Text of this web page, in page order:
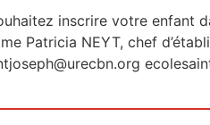
inscrire votre enfant
Patricia NEYT, chef